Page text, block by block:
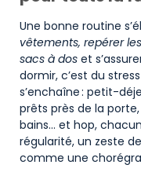
Une bonne routine
vêtements, repérer
sacs à dos et
dormir, c’est du
s’enchaîne : petit-
prêts près de la
bains… et hop,
régularité, un zeste
comme une